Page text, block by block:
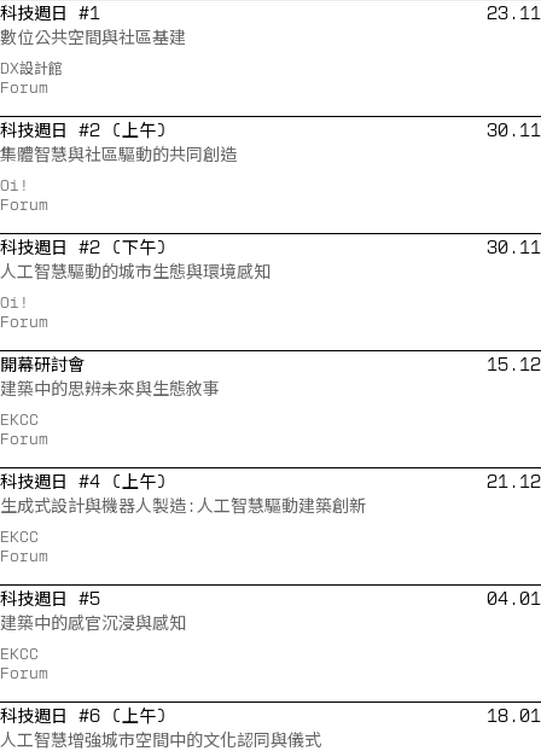
科技週日 #1
數位公共空間與社區基建
DX設計館
Forum
23.11
科技週日 #2 (上午)
集體智慧與社區驅動的共同創造
Oi!
Forum
30.11
科技週日 #2 (下午)
人工智慧驅動的城市生態與環境感知
Oi!
Forum
30.11
開幕研討會
建築中的思辨未來與生態敘事
EKCC
Forum
15.12
科技週日 #4 (上午)
生成式設計與機器人製造:人工智慧驅動建築創新
EKCC
Forum
21.12
科技週日 #5
建築中的感官沉浸與感知
EKCC
Forum
04.01
科技週日 #6 (上午)
人工智慧增強城市空間中的文化認同與儀式
18.01